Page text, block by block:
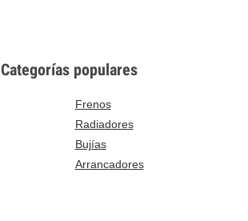
Categorías populares
Frenos
Radiadores
Bujías
Arrancadores